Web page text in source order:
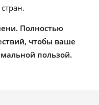
Полностью
чтобы ваше
пользой.